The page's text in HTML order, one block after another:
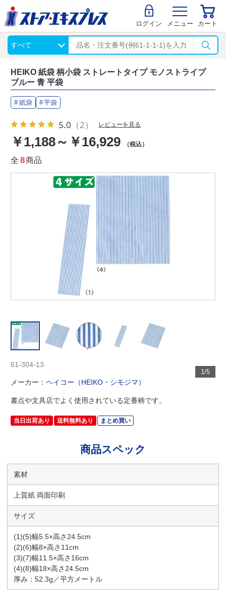
ログイン メニュー カート
HEIKO 紙袋 柄小袋 ストレートタイプ モノストライプ
ブルー 青 平袋
紙袋 平袋
5.0 （2） レビューを見る
￥1,188～￥16,929 （税込）
全 8商品
1/5
61-304-13
メーカー：ヘイコー（HEIKO・シモジマ）
書点や文具店でよく使用されている定番柄です。
当日出荷あり 送料無料あり まとめ買い
商品スペック
素材
上質紙 両面印刷
サイズ
(1)(5)幅5.5×高さ24.5cm
(2)(6)幅8×高さ11cm
(3)(7)幅11.5×高さ16cm
(4)(8)幅18×高さ24.5cm
厚み：52.3g／平方メートル